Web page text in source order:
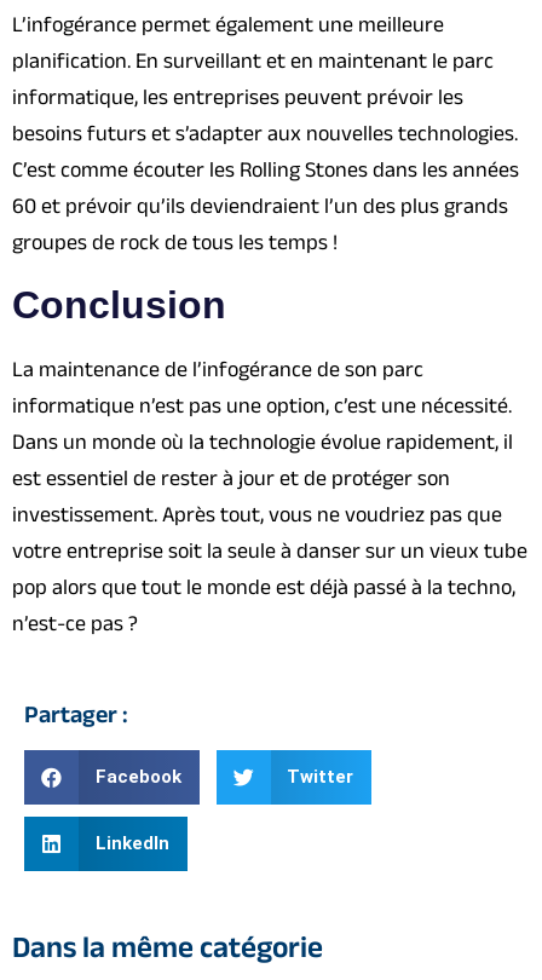
L’infogérance permet également une meilleure
planification. En surveillant et en maintenant le parc
informatique, les entreprises peuvent prévoir les
besoins futurs et s’adapter aux nouvelles technologies.
C’est comme écouter les Rolling Stones dans les années
60 et prévoir qu’ils deviendraient l’un des plus grands
groupes de rock de tous les temps !
Conclusion
La maintenance de l’infogérance de son parc
informatique n’est pas une option, c’est une nécessité.
Dans un monde où la technologie évolue rapidement, il
est essentiel de rester à jour et de protéger son
investissement. Après tout, vous ne voudriez pas que
votre entreprise soit la seule à danser sur un vieux tube
pop alors que tout le monde est déjà passé à la techno,
n’est-ce pas ?
Partager :
Facebook Twitter
LinkedIn
Dans la même catégorie